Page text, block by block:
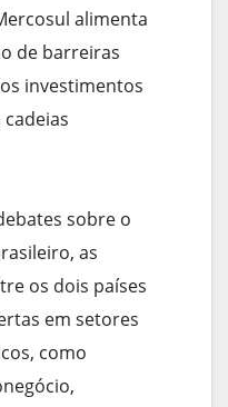
alimenta
de barreiras
investimentos
sobre o
as
os dois países
em setores
como